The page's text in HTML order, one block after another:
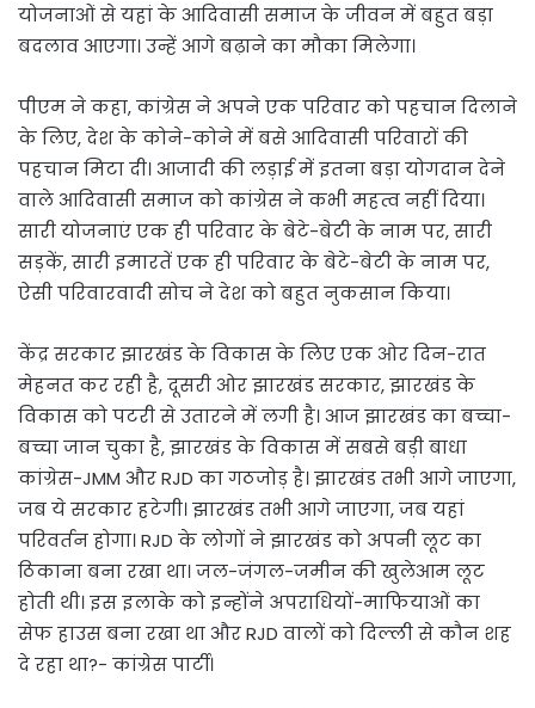
योजनाओं से यहां के आदिवासी समाज के जीवन में बहुत बड़ा
बदलाव आएगा। उन्हें आगे बढ़ाने का मौका मिलेगा।
पीएम ने कहा, कांग्रेस ने अपने एक परिवार को पहचान दिलाने
के लिए, देश के कोने-कोने में बसे आदिवासी परिवारों की
पहचान मिटा दी। आजादी की लड़ाई में इतना बड़ा योगदान देने
वाले आदिवासी समाज को कांग्रेस ने कभी महत्व नहीं दिया।
सारी योजनाएं एक ही परिवार के बेटे-बेटी के नाम पर, सारी
सड़कें, सारी इमारतें एक ही परिवार के बेटे-बेटी के नाम पर,
ऐसी परिवारवादी सोच ने देश को बहुत नुकसान किया।
केंद्र सरकार झारखंड के विकास के लिए एक ओर दिन-रात
मेहनत कर रही है, दूसरी ओर झारखंड सरकार, झारखंड के
विकास को पटरी से उतारने में लगी है। आज झारखंड का बच्चा-
बच्चा जान चुका है, झारखंड के विकास में सबसे बड़ी बाधा
कांग्रेस-JMM और RJD का गठजोड़ है। झारखंड तभी आगे जाएगा,
जब ये सरकार हटेगी। झारखंड तभी आगे जाएगा, जब यहां
परिवर्तन होगा। RJD के लोगों ने झारखंड को अपनी लूट का
ठिकाना बना रखा था। जल-जंगल-जमीन की खुलेआम लूट
होती थी। इस इलाके को इन्होंने अपराधियों-माफियाओं का
सेफ हाउस बना रखा था और RJD वालों को दिल्ली से कौन शह
दे रहा था?- कांग्रेस पार्टी।